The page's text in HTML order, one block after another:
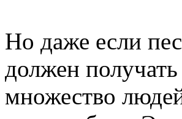
Но даже если
должен
множество